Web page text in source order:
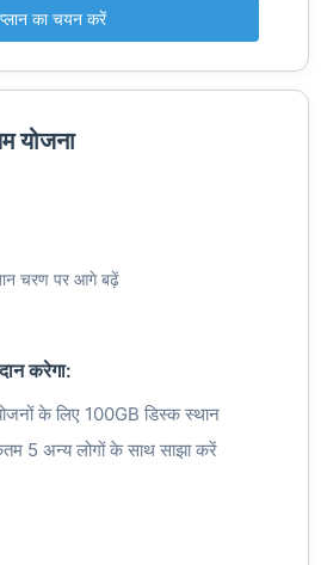
प्लान का चयन करें
योजना
चरण पर आगे बढ़ें
करेगा:
के लिए 100GB डिस्क स्थान
5 अन्य लोगों के साथ साझा करें